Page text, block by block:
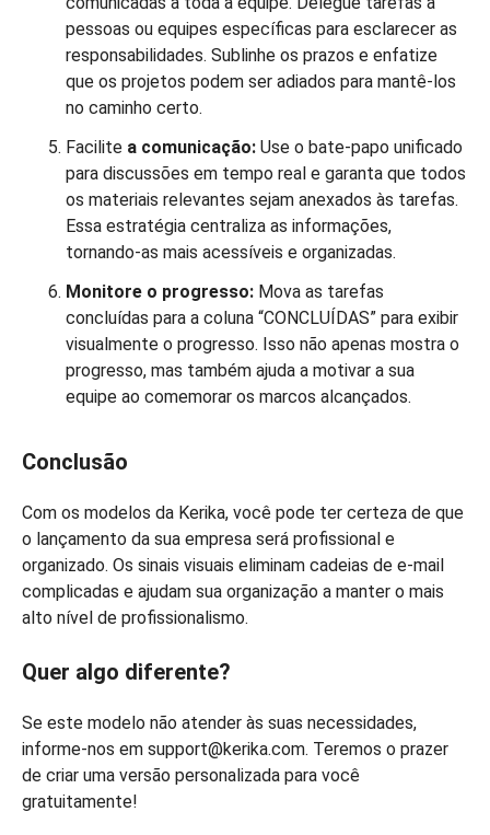
pessoas ou equipes específicas para esclarecer as
responsabilidades. Sublinhe os prazos e enfatize
que os projetos podem ser adiados para mantê-los
no caminho certo.
Facilite a comunicação: Use o bate-papo unificado
para discussões em tempo real e garanta que todos
os materiais relevantes sejam anexados às tarefas.
Essa estratégia centraliza as informações,
tornando-as mais acessíveis e organizadas.
Monitore o progresso: Mova as tarefas
concluídas para a coluna “CONCLUÍDAS” para exibir
visualmente o progresso. Isso não apenas mostra o
progresso, mas também ajuda a motivar a sua
equipe ao comemorar os marcos alcançados.
Conclusão
Com os modelos da Kerika, você pode ter certeza de que
o lançamento da sua empresa será profissional e
organizado. Os sinais visuais eliminam cadeias de e-mail
complicadas e ajudam sua organização a manter o mais
alto nível de profissionalismo.
Quer algo diferente?
Se este modelo não atender às suas necessidades,
informe-nos em support@kerika.com. Teremos o prazer
de criar uma versão personalizada para você
gratuitamente!